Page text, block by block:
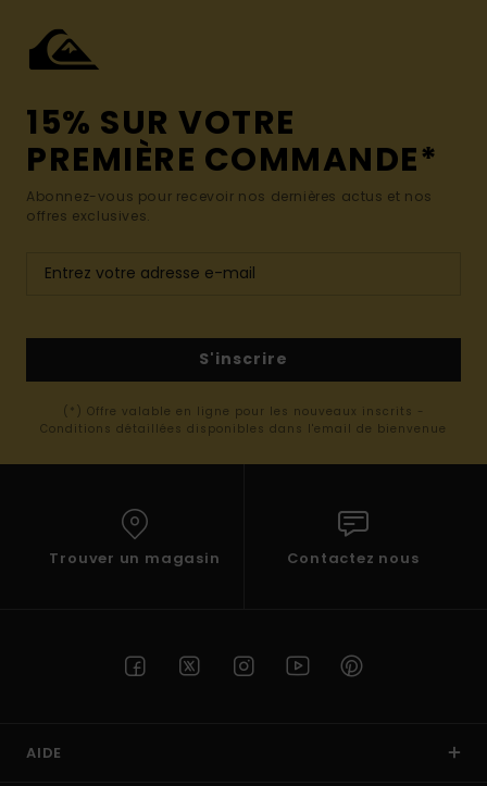
15% SUR VOTRE
PREMIÈRE COMMANDE*
Abonnez-vous pour recevoir nos dernières actus et nos
offres exclusives.
S'inscrire
(*) Offre valable en ligne pour les nouveaux inscrits -
Conditions détaillées disponibles dans l'email de bienvenue
Trouver un magasin Contactez nous
AIDE